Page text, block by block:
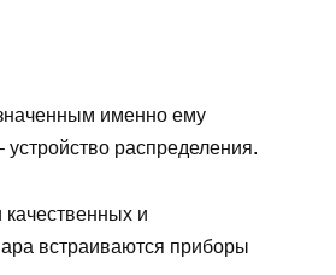
именно ему
распределения.
качественных и
встраиваются приборы